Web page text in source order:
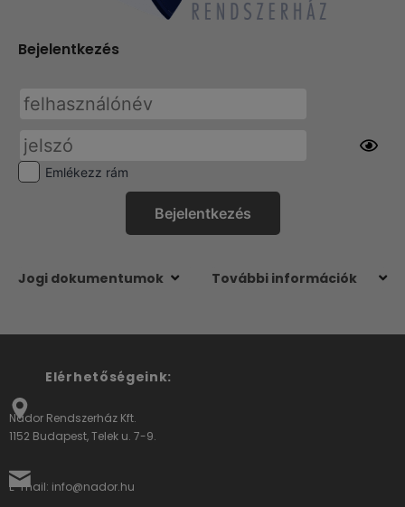
Bejelentkezés
Emlékezz rám
Jogi dokumentumok További információk
Elérhetőségeink:
Nádor Rendszerház Kft.
1152 Budapest, Telek u. 7-9.
E-mail: info@nador.hu